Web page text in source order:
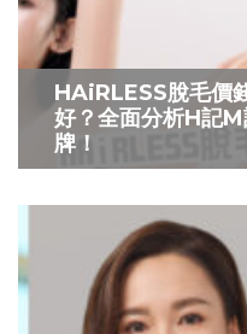
HAiRLESS脫毛價
好？全面分析H記
牌！